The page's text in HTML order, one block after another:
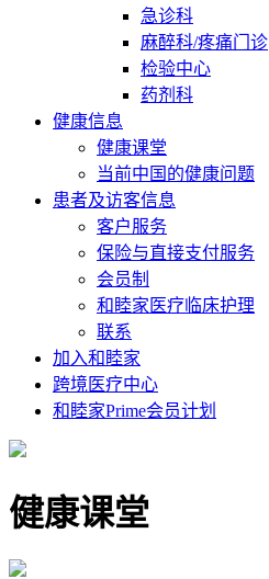
急诊科
麻醉科/疼痛门诊
检验中心
药剂科
健康信息
健康课堂
当前中国的健康问题
患者及访客信息
客户服务
保险与直接支付服务
会员制
和睦家医疗临床护理
联系
加入和睦家
跨境医疗中心
和睦家Prime会员计划
健康课堂